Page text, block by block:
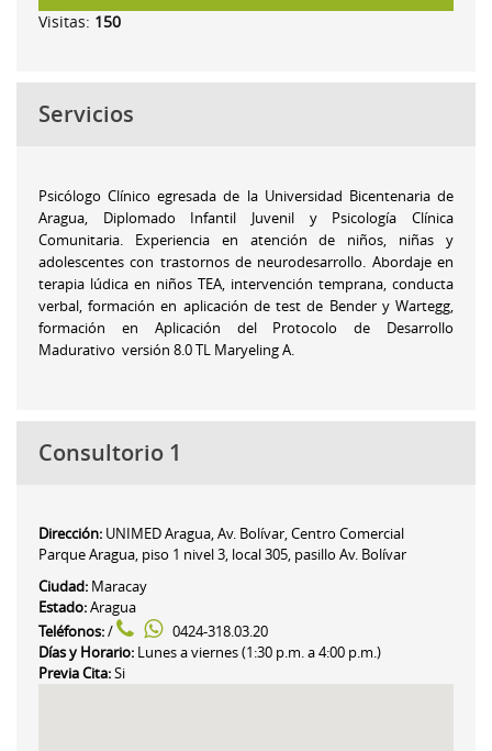
Visitas: 150
Servicios
Psicólogo Clínico egresada de la Universidad Bicentenaria de
Aragua, Diplomado Infantil Juvenil y Psicología Clínica
Comunitaria. Experiencia en atención de niños, niñas y
adolescentes con trastornos de neurodesarrollo. Abordaje en
terapia lúdica en niños TEA, intervención temprana, conducta
verbal, formación en aplicación de test de Bender y Wartegg,
formación en Aplicación del Protocolo de Desarrollo
Madurativo versión 8.0 TL Maryeling A.
Consultorio 1
Dirección: UNIMED Aragua, Av. Bolívar, Centro Comercial
Parque Aragua, piso 1 nivel 3, local 305, pasillo Av. Bolívar
Ciudad: Maracay
Estado:Aragua
Teléfonos:/
0424-318.03.20
Días y Horario: Lunes a viernes (1:30 p.m. a 4:00 p.m.)
Previa Cita:Si